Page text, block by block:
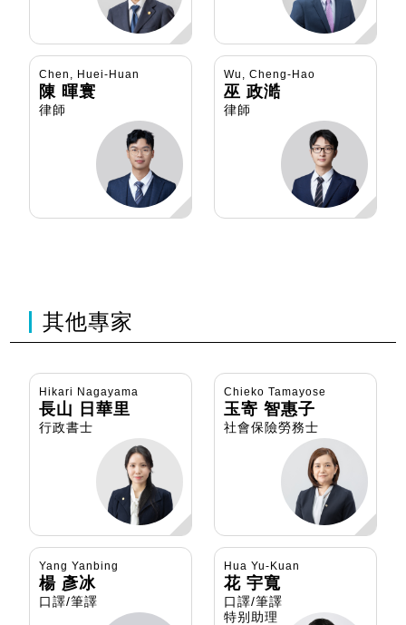
Chen, Huei-Huan
陳 暉寰
律師
Wu, Cheng-Hao
巫 政澔
律師
其他專家
Hikari Nagayama
長山 日華里
行政書士
Chieko Tamayose
玉寄 智惠子
社會保險勞務士
Yang Yanbing
楊 彥冰
口譯/筆譯
Hua Yu-Kuan
花 宇寬
口譯/筆譯
特别助理